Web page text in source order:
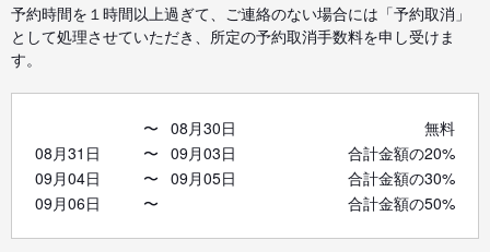
予約時間を１時間以上過ぎて、ご連絡のない場合には「予約取消」
として処理させていただき、所定の予約取消手数料を申し受けま
す。
〜 08月30日
無料
08月31日
〜 09月03日
合計金額の20%
09月04日
〜 09月05日
合計金額の30%
09月06日
〜 合計金額の50%